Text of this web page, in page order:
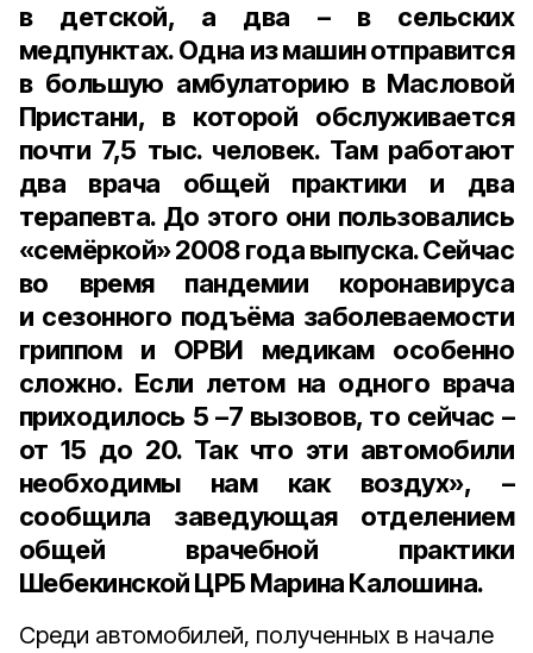
в детской, а два – в сельских
медпунктах. Одна из машин отправится
в большую амбулаторию в Масловой
Пристани, в которой обслуживается
почти 7,5 тыс. человек. Там работают
два врача общей практики и два
терапевта. До этого они пользовались
«семёркой» 2008 года выпуска. Сейчас
во время пандемии коронавируса
и сезонного подъёма заболеваемости
гриппом и ОРВИ медикам особенно
сложно. Если летом на одного врача
приходилось 5 –7 вызовов, то сейчас –
от 15 до 20. Так что эти автомобили
необходимы нам как воздух», –
сообщила заведующая отделением
общей врачебной практики
Шебекинской ЦРБ Марина Калошина.
Среди автомобилей, полученных в начале